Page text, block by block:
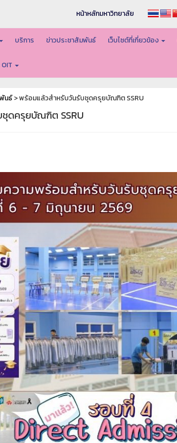
หน้าหลักมหาวิทยาลัย
บริการ ข่าวประชาสัมพันธ์ เว็บไซต์ที่เกี่ยวข้อง
นธ์> พร้อมแล้วสำหรับวันรับชุดครุยบัณฑิต SSRU
ดครุยบัณฑิต SSRU